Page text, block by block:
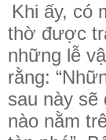
Khi ấy, có
thờ được
những lễ
rằng:
sau này sẽ
nào nằm